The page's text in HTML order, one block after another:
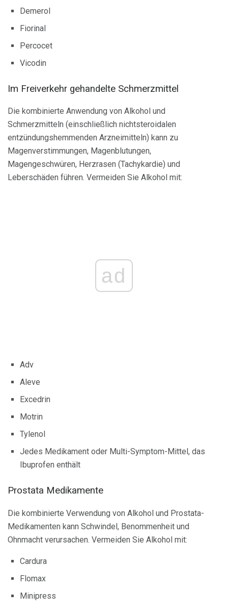
Demerol
Fiorinal
Percocet
Vicodin
Im Freiverkehr gehandelte Schmerzmittel
Die kombinierte Anwendung von Alkohol und
Schmerzmitteln (einschließlich nichtsteroidalen
entzündungshemmenden Arzneimitteln) kann zu
Magenverstimmungen, Magenblutungen,
Magengeschwüren, Herzrasen (Tachykardie) und
Leberschäden führen. Vermeiden Sie Alkohol mit:
ad
Adv
Aleve
Excedrin
Motrin
Tylenol
Jedes Medikament oder Multi-Symptom-Mittel, das
Ibuprofen enthält
Prostata Medikamente
Die kombinierte Verwendung von Alkohol und Prostata-
Medikamenten kann Schwindel, Benommenheit und
Ohnmacht verursachen. Vermeiden Sie Alkohol mit:
Cardura
Flomax
Minipress